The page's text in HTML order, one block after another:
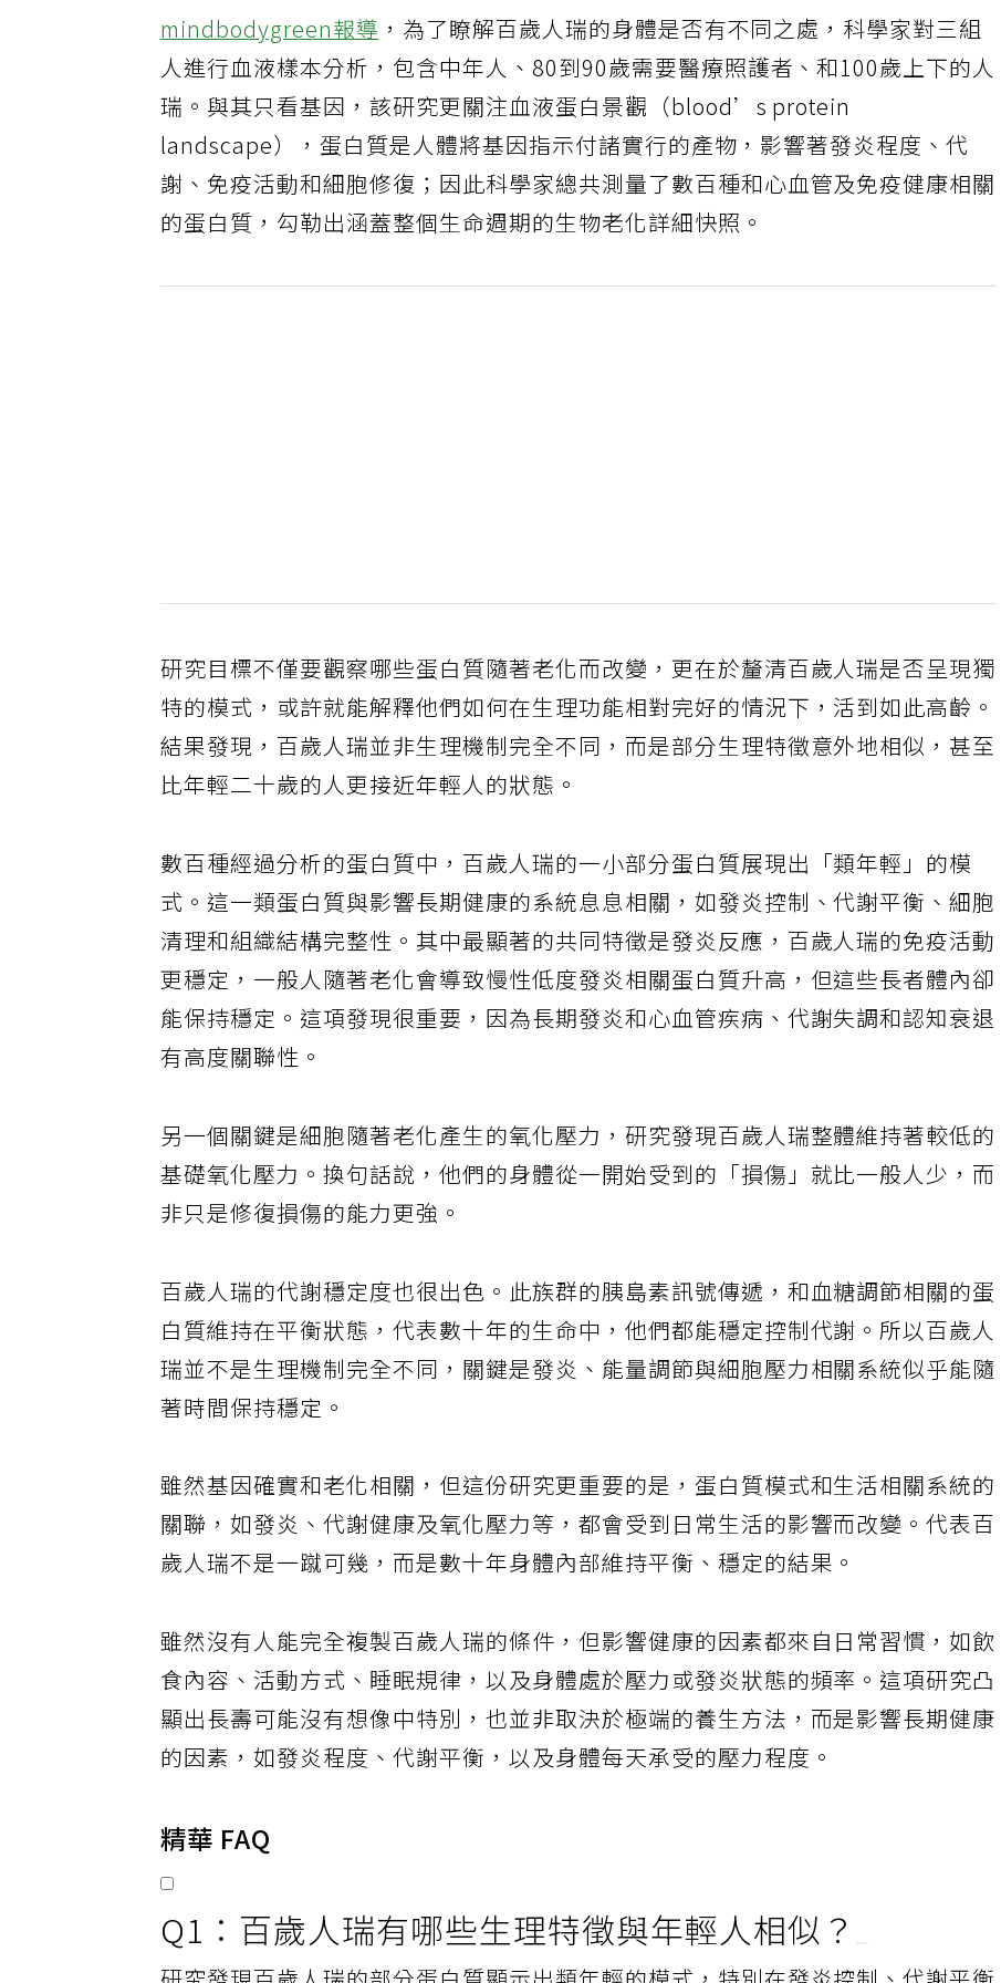
mindbodygreen報導 ，為了瞭解百歲人瑞的身體是否有不同之處，科學家對三組
人進行血液樣本分析，包含中年人、80到90歲需要醫療照護者、和100歲上下的人
瑞。與其只看基因，該研究更關注血液蛋白景觀（blood’s protein
landscape），蛋白質是人體將基因指示付諸實行的產物，影響著發炎程度、代
謝、免疫活動和細胞修復；因此科學家總共測量了數百種和心血管及免疫健康相關
的蛋白質，勾勒出涵蓋整個生命週期的生物老化詳細快照。
研究目標不僅要觀察哪些蛋白質隨著老化而改變，更在於釐清百歲人瑞是否呈現獨
特的模式，或許就能解釋他們如何在生理功能相對完好的情況下，活到如此高齡。
結果發現，百歲人瑞並非生理機制完全不同，而是部分生理特徵意外地相似，甚至
比年輕二十歲的人更接近年輕人的狀態。
數百種經過分析的蛋白質中，百歲人瑞的一小部分蛋白質展現出「類年輕」的模
式。這一類蛋白質與影響長期健康的系統息息相關，如發炎控制、代謝平衡、細胞
清理和組織結構完整性。其中最顯著的共同特徵是發炎反應，百歲人瑞的免疫活動
更穩定，一般人隨著老化會導致慢性低度發炎相關蛋白質升高，但這些長者體內卻
能保持穩定。這項發現很重要，因為長期發炎和心血管疾病、代謝失調和認知衰退
有高度關聯性。
另一個關鍵是細胞隨著老化產生的氧化壓力，研究發現百歲人瑞整體維持著較低的
基礎氧化壓力。換句話說，他們的身體從一開始受到的「損傷」就比一般人少，而
非只是修復損傷的能力更強。
百歲人瑞的代謝穩定度也很出色。此族群的胰島素訊號傳遞，和血糖調節相關的蛋
白質維持在平衡狀態，代表數十年的生命中，他們都能穩定控制代謝。所以百歲人
瑞並不是生理機制完全不同，關鍵是發炎、能量調節與細胞壓力相關系統似乎能隨
著時間保持穩定。
雖然基因確實和老化相關，但這份研究更重要的是，蛋白質模式和生活相關系統的
關聯，如發炎、代謝健康及氧化壓力等，都會受到日常生活的影響而改變。代表百
歲人瑞不是一蹴可幾，而是數十年身體內部維持平衡、穩定的結果。
雖然沒有人能完全複製百歲人瑞的條件，但影響健康的因素都來自日常習慣，如飲
食內容、活動方式、睡眠規律，以及身體處於壓力或發炎狀態的頻率。這項研究凸
顯出長壽可能沒有想像中特別，也並非取決於極端的養生方法，而是影響長期健康
的因素，如發炎程度、代謝平衡，以及身體每天承受的壓力程度。
精華 FAQ
Q1：百歲人瑞有哪些生理特徵與年輕人相似？